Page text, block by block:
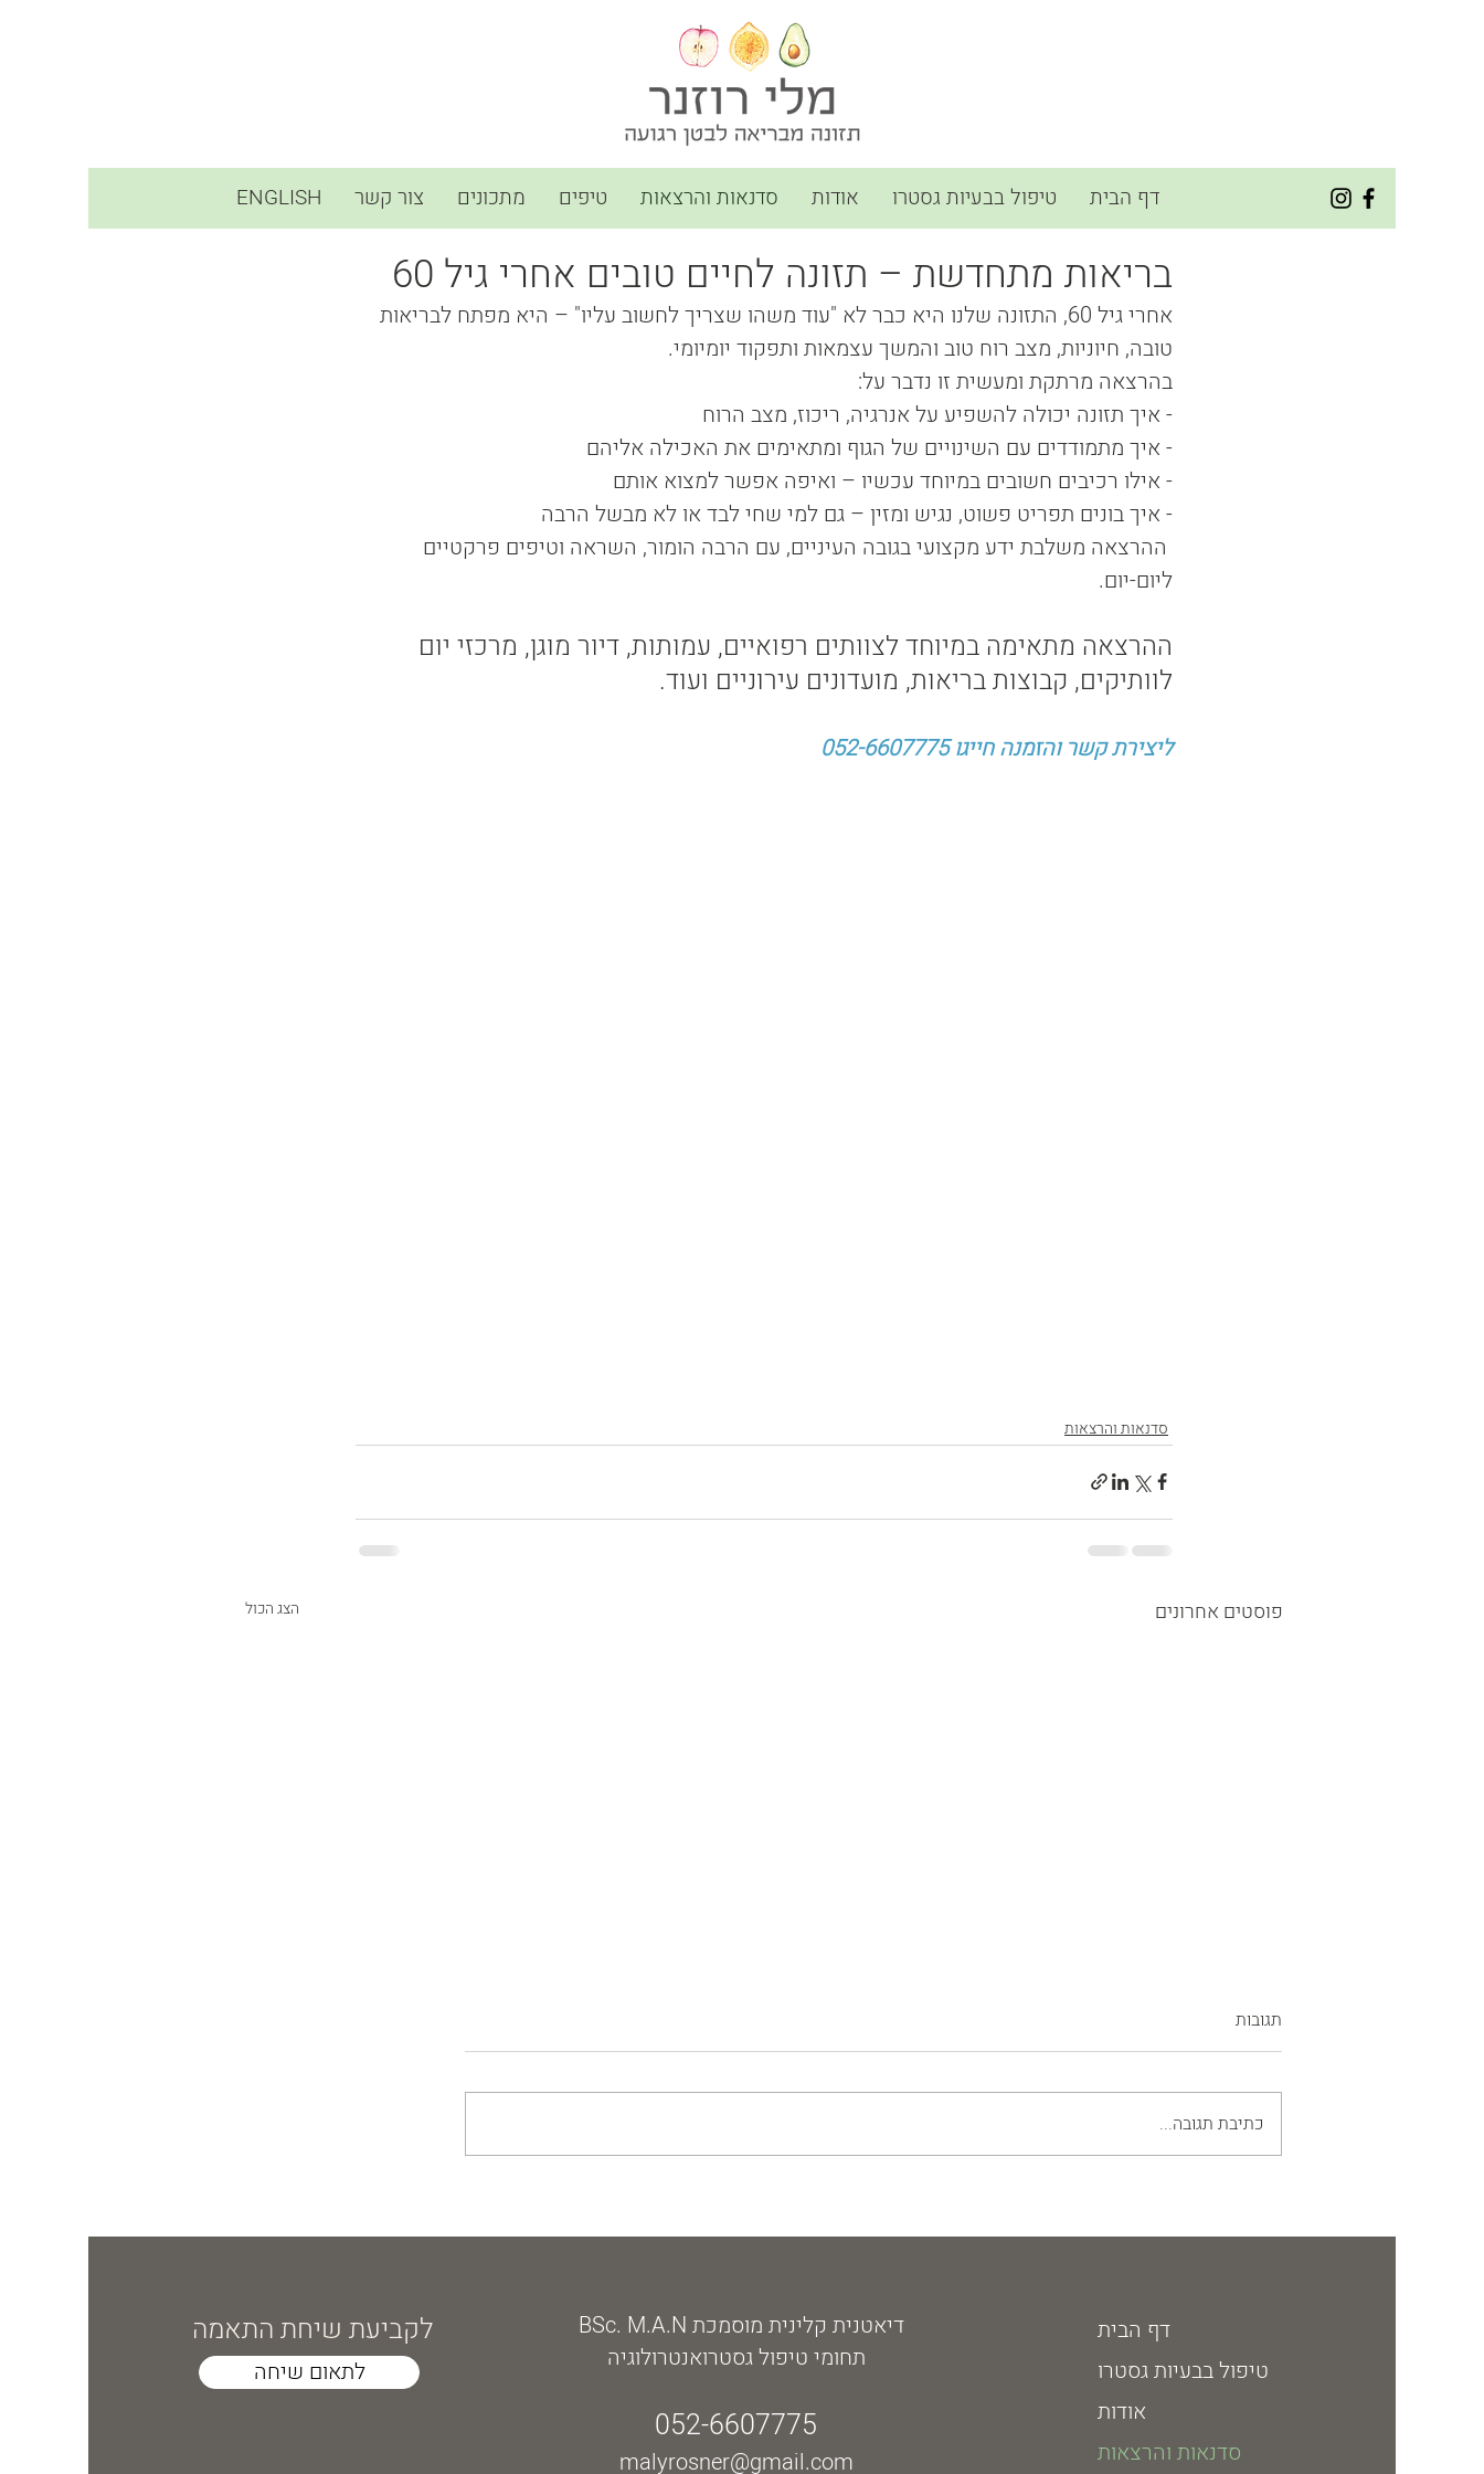
דף הבית טיפול בבעיות גסטרו אודות סדנאות והרצאות טיפים מתכונים צור קשר ENGLISH
בריאות מתחדשת – תזונה לחיים טובים אחרי גיל 60
אחרי גיל 60, התזונה שלנו היא כבר לא "עוד משהו שצריך לחשוב עליו" – היא מפתח לבריאות
טובה, חיוניות, מצב רוח טוב והמשך עצמאות ותפקוד יומיומי.
בהרצאה מרתקת ומעשית זו נדבר על:
- איך תזונה יכולה להשפיע על אנרגיה, ריכוז, מצב הרוח
- איך מתמודדים עם השינויים של הגוף ומתאימים את האכילה אליהם
- אילו רכיבים חשובים במיוחד עכשיו – ואיפה אפשר למצוא אותם
- איך בונים תפריט פשוט, נגיש ומזין – גם למי שחי לבד או לא מבשל הרבה
ההרצאה משלבת ידע מקצועי בגובה העיניים, עם הרבה הומור, השראה וטיפים פרקטיים
ליום-יום.
ההרצאה מתאימה במיוחד לצוותים רפואיים, עמותות, דיור מוגן, מרכזי יום
לוותיקים, קבוצות בריאות, מועדונים עירוניים ועוד.
ליצירת קשר והזמנה חייגו 052-6607775
סדנאות והרצאות
פוסטים אחרונים הצג הכול
תגובות
כתיבת תגובה...
לקביעת שיחת התאמה
לתאום שיחה
דיאטנית קלינית מוסמכת BSc. M.A.N
תחומי טיפול גסטרואנטרולוגיה
052-6607775
malyrosner@gmail.com
דף הבית
טיפול בבעיות גסטרו
אודות
סדנאות והרצאות